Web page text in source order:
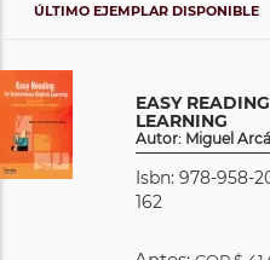
ÚLTIMO EJEMPLAR DISPONIBLE
EASY
LEARNING
Autor: Miguel
Isbn: 978-958-
162